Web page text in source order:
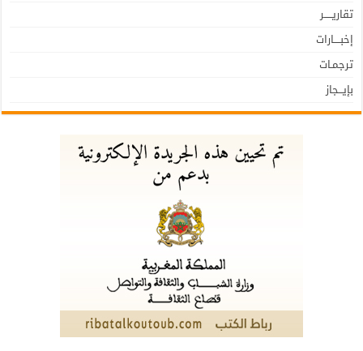
تقاريـــــر
إخبــــارات
ترجمـات
بإيـــجاز